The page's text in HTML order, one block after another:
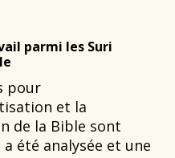
parmi les Suri
pour
et la
de la Bible sont
été analysée et une